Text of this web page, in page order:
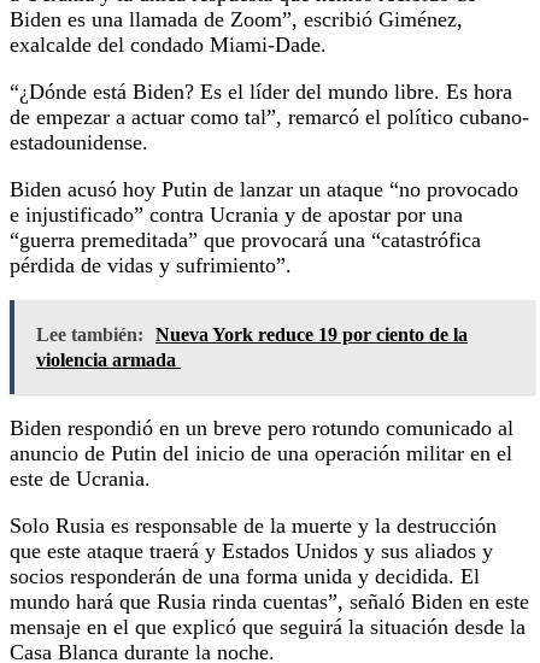
Biden es una llamada de Zoom”, escribió Giménez,
exalcalde del condado Miami-Dade.
“¿Dónde está Biden? Es el líder del mundo libre. Es hora
de empezar a actuar como tal”, remarcó el político cubano-
estadounidense.
Biden acusó hoy Putin de lanzar un ataque “no provocado
e injustificado” contra Ucrania y de apostar por una
“guerra premeditada” que provocará una “catastrófica
pérdida de vidas y sufrimiento”.
Lee también:
Nueva York reduce 19 por ciento de la
violencia armada
Biden respondió en un breve pero rotundo comunicado al
anuncio de Putin del inicio de una operación militar en el
este de Ucrania.
Solo Rusia es responsable de la muerte y la destrucción
que este ataque traerá y Estados Unidos y sus aliados y
socios responderán de una forma unida y decidida. El
mundo hará que Rusia rinda cuentas”, señaló Biden en este
mensaje en el que explicó que seguirá la situación desde la
Casa Blanca durante la noche.